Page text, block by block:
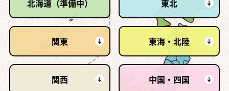
北海道（準備中） 東北
関東 東海・北陸
関西 中国・四国